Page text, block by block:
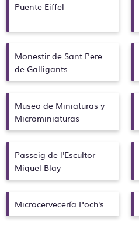
Puente Eiffel
Monestir de Sant Pere
de Galligants
Museo de Miniaturas y
Microminiaturas
Passeig de l'Escultor
Miquel Blay
Microcervecería Poch's